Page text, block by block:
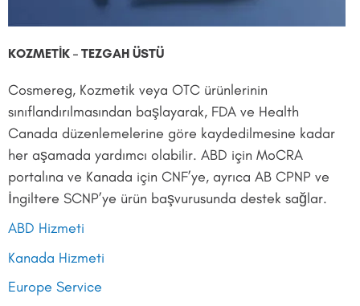
KOZMETİK – TEZGAH ÜSTÜ
Cosmereg, Kozmetik veya OTC ürünlerinin
sınıflandırılmasından başlayarak, FDA ve Health
Canada düzenlemelerine göre kaydedilmesine kadar
her aşamada yardımcı olabilir. ABD için MoCRA
portalına ve Kanada için CNF’ye, ayrıca AB CPNP ve
İngiltere SCNP’ye ürün başvurusunda destek sağlar.
ABD Hizmeti
Kanada Hizmeti
Europe Service